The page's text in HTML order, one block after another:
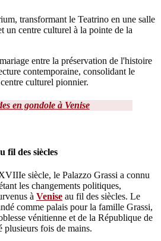
transformant le Teatrino en une salle
un centre culturel à la pointe de la
entre la préservation de l'histoire
contemporaine, consolidant le
culturel pionnier.
en gondole à Venise
fil des siècles
siècle, le Palazzo Grassi a connu
les changements politiques,
à Venise au fil des siècles. Le
comme palais pour la famille Grassi,
vénitienne et de la République de
plusieurs fois de mains.